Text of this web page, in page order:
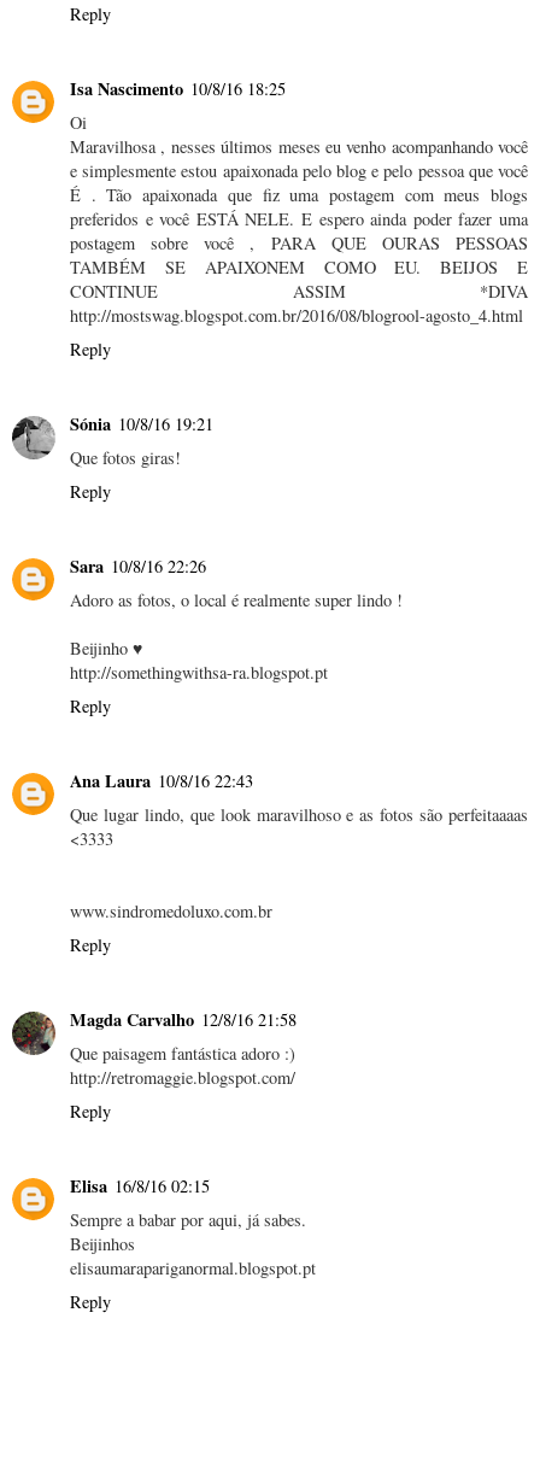
Reply
Isa Nascimento 10/8/16 18:25
Oi
Maravilhosa , nesses últimos meses eu venho acompanhando você
e simplesmente estou apaixonada pelo blog e pelo pessoa que você
É . Tão apaixonada que fiz uma postagem com meus blogs
preferidos e você ESTÁ NELE. E espero ainda poder fazer uma
postagem sobre você , PARA QUE OURAS PESSOAS
TAMBÉM SE APAIXONEM COMO EU. BEIJOS E
CONTINUE ASSIM *DIVA
http://mostswag.blogspot.com.br/2016/08/blogrool-agosto_4.html
Reply
Sónia 10/8/16 19:21
Que fotos giras!
Reply
Sara 10/8/16 22:26
Adoro as fotos, o local é realmente super lindo !
Beijinho ♥
http://somethingwithsa-ra.blogspot.pt
Reply
Ana Laura 10/8/16 22:43
Que lugar lindo, que look maravilhoso e as fotos são perfeitaaaas
<3333
www.sindromedoluxo.com.br
Reply
Magda Carvalho 12/8/16 21:58
Que paisagem fantástica adoro :)
http://retromaggie.blogspot.com/
Reply
Elisa 16/8/16 02:15
Sempre a babar por aqui, já sabes.
Beijinhos
elisaumarapariganormal.blogspot.pt
Reply